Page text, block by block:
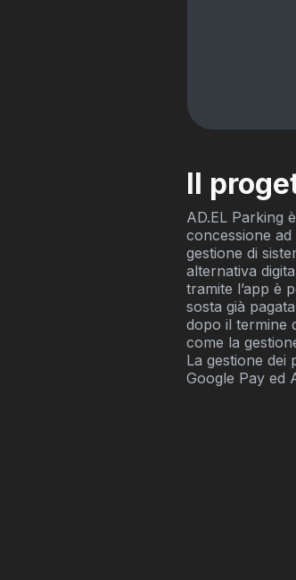
Il
AD.EL Parking
concessione
gestione di
alternativa
tramite l’app è
sosta già
dopo il termine
come la
La gestione dei
Google Pay ed